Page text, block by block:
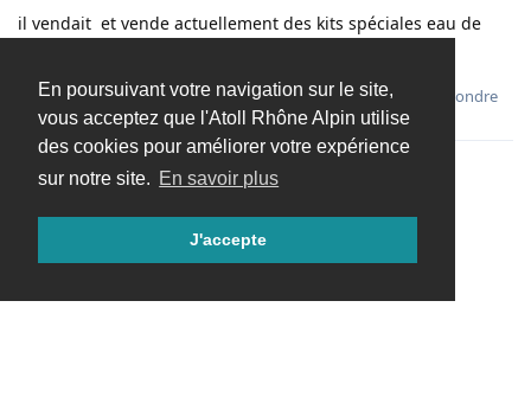
En poursuivant votre navigation sur le site,
vous acceptez que l'Atoll Rhône Alpin utilise
des cookies pour améliorer votre expérience
sur notre site. En savoir plus
J'accepte
il vendait et vende actuellement des kits spéciales eau de
Répondre
Charger davantage